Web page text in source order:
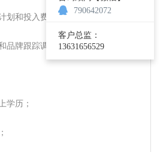
划和投入费用预算及损益预估；
品牌跟踪调查，提升品牌的形象。
学历；
790642072
客户总监：
13631656529